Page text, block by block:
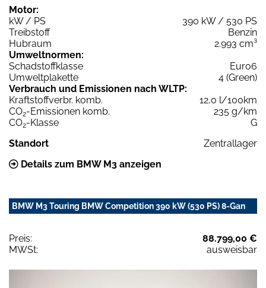
Motor:
kW / PS
390 kW / 530 PS
Treibstoff
Benzin
Hubraum
2.993 cm³
Umweltnormen:
Schadstoffklasse
Euro6
Umweltplakette
4 (Green)
Verbrauch und Emissionen nach WLTP:
Kraftstoffverbr. komb.
12,0 l/100km
CO2-Emissionen komb.
235 g/km
CO2-Klasse
G
Standort
Zentrallager
Details zum BMW M3 anzeigen
BMW M3 Touring BMW Competition 390 kW (530 PS) 8-Gan
Preis:
88.799,00 €
MWSt:
ausweisbar